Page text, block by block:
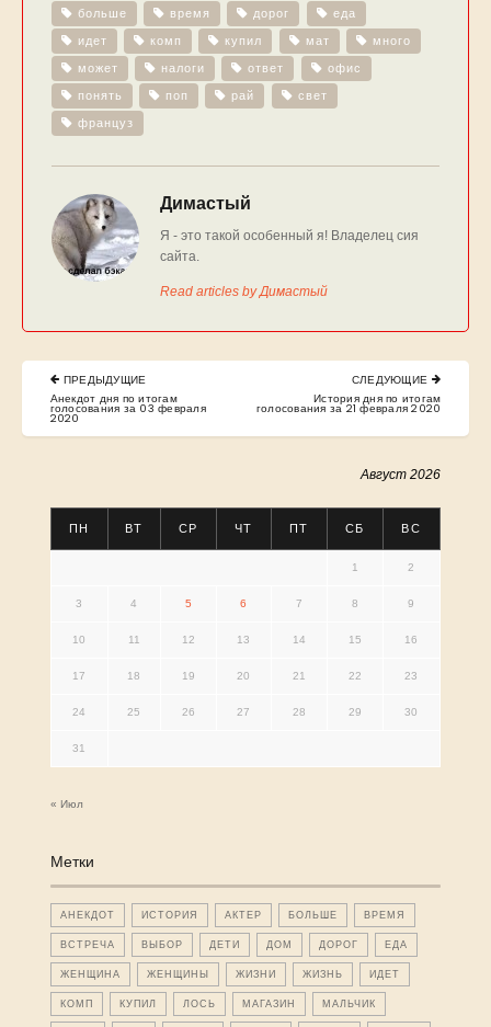
больше время дорог еда
идет комп купил мат много
может налоги ответ офис
понять поп рай свет
француз
Димастый
Я - это такой особенный я! Владелец сия
сайта.
Read articles by Димастый
Навигация
записям
ПРЕДЫДУЩИЕ
PREVIOUS
POST:
Анекдот дня по итогам
голосования за 03 февраля
2020
СЛЕДУЮЩИЕ
POST:
История дня по итогам
голосования за 21 февраля 2020
Август 2026
ПН ВТ СР ЧТ ПТ СБ ВС
1 2
3 4 5 6 7 8 9
10 11 12 13 14 15 16
17 18 19 20 21 22 23
24 25 26 27 28 29 30
31
« Июл
Метки
АНЕКДОТ ИСТОРИЯ АКТЕР БОЛЬШЕ ВРЕМЯ
ВСТРЕЧА ВЫБОР ДЕТИ ДОМ ДОРОГ ЕДА
ЖЕНЩИНА ЖЕНЩИНЫ ЖИЗНИ ЖИЗНЬ ИДЕТ
КОМП КУПИЛ ЛОСЬ МАГАЗИН МАЛЬЧИК